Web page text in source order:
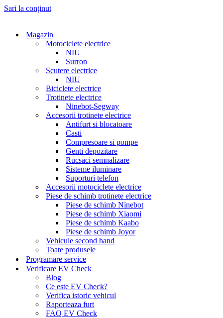
Sari la conținut
Magazin
Motociclete electrice
NIU
Surron
Scutere electrice
NIU
Biciclete electrice
Trotinete electrice
Ninebot-Segway
Accesorii trotinete electrice
Antifurt si blocatoare
Casti
Compresoare si pompe
Genti depozitare
Rucsaci semnalizare
Sisteme iluminare
Suporturi telefon
Accesorii motociclete electrice
Piese de schimb trotinete electrice
Piese de schimb Ninebot
Piese de schimb Xiaomi
Piese de schimb Kaabo
Piese de schimb Joyor
Vehicule second hand
Toate produsele
Programare service
Verificare EV Check
Blog
Ce este EV Check?
Verifica istoric vehicul
Raporteaza furt
FAQ EV Check